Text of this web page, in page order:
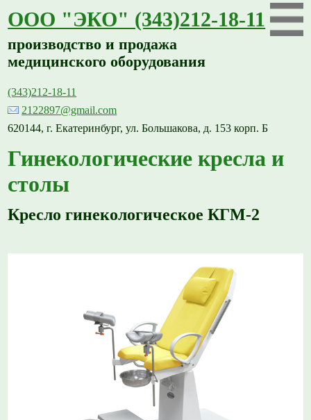
ООО "ЭКО" (343)212-18-11
производство и продажа
медицинского оборудования
(343)212-18-11
2122897@gmail.com
620144, г. Екатеринбург, ул. Большакова, д. 153 корп. Б
Гинекологические кресла и
столы
Кресло гинекологическое КГМ-2